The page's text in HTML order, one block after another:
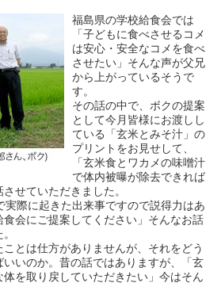
福島県の学校給食会では
「子どもに食べさせるコメ
は安心・安全なコメを食べ
させたい」そんな声が父兄
から上がっているそうで
す。
その話の中で、ボクの提案
として今月皆様にお渡しし
ている「玄米とみそ汁」の
プリントをお見せして、
「玄米食とワカメの味噌汁
で体内被曝が除去できれば
せていただきました。
実際に起きた出来事ですので説得力はあ
食会にご提案してください」そんなお話
とは仕方がありませんが、それをどう
いいのか。昔の話ではありますが、「玄
を取り戻していただきたい」今はそん